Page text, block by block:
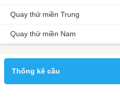
Quay thử miền Trung
Quay thử miền Nam
Thống kê cầu